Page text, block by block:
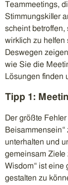
Teammeetings,
Stimmungskiller
scheint betroffen,
wirklich zu helfen
Deswegen
wie Sie die
Lösungen finden
Tipp 1:
Der größte
Beisammensein“
unterhalten und
gemeinsam Ziele
Wisdom“ ist eine
gestalten zu